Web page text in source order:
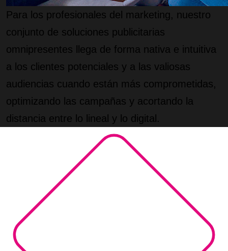
Para los profesionales del marketing, nuestro
conjunto de soluciones publicitarias
omnipresentes llega de forma nativa e intuitiva
a los clientes potenciales y a las valiosas
audiencias cuando están más comprometidas,
optimizando las campañas y acortando la
distancia entre lo lineal y lo digital.